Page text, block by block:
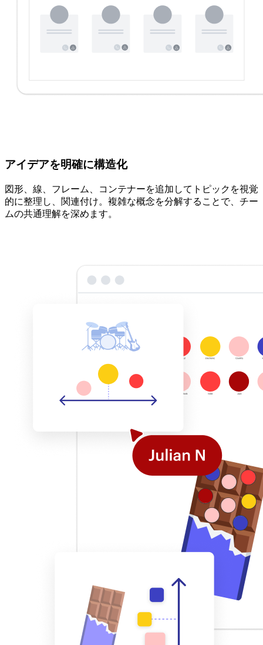
アイデアを明確に構造化
図形、線、フレーム、コンテナーを追加してトピックを視覚
的に整理し、関連付け。複雑な概念を分解することで、チー
ムの共通理解を深めます。